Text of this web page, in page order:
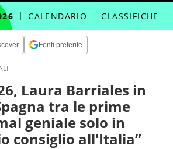
CALENDARIO CLASSIFICHE
Fonti preferite
Laura Barriales in
tra le prime
geniale solo in
consiglio all'Italia”